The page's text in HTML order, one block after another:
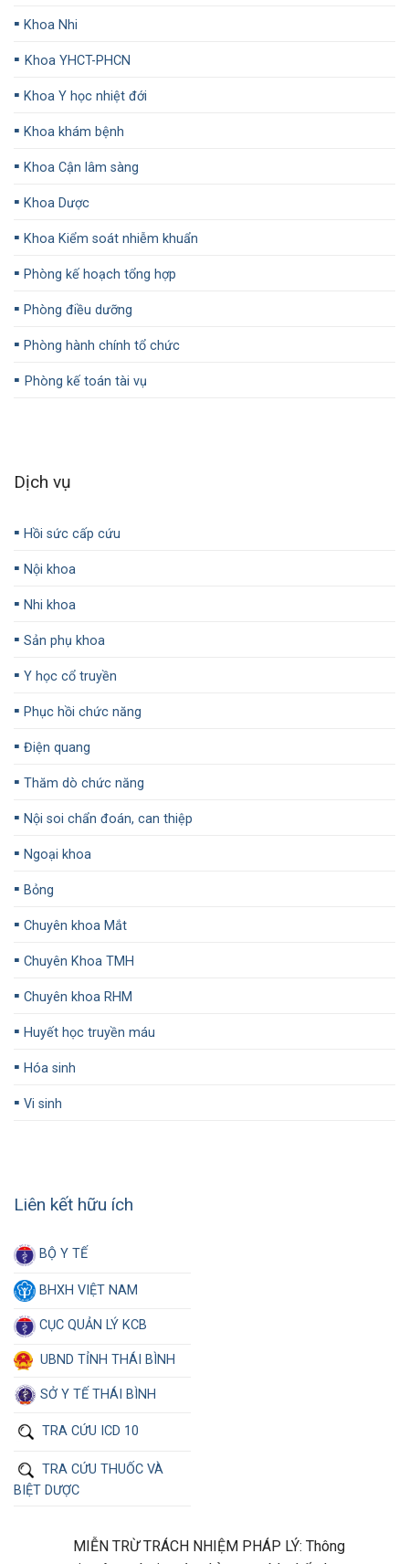
▪️ Khoa Nhi
▪️ Khoa YHCT-PHCN
▪️ Khoa Y học nhiệt đới
▪️ Khoa khám bệnh
▪️ Khoa Cận lâm sàng
▪️ Khoa Dược
▪️ Khoa Kiểm soát nhiễm khuẩn
▪️ Phòng kế hoạch tổng hợp
▪️ Phòng điều dưỡng
▪️ Phòng hành chính tổ chức
▪️ Phòng kế toán tài vụ
Dịch vụ
▪️ Hồi sức cấp cứu
▪️ Nội khoa
▪️ Nhi khoa
▪️ Sản phụ khoa
▪️ Y học cổ truyền
▪️ Phục hồi chức năng
▪️ Điện quang
▪️ Thăm dò chức năng
▪️ Nội soi chẩn đoán, can thiệp
▪️ Ngoại khoa
▪️ Bỏng
▪️ Chuyên khoa Mắt
▪️ Chuyên Khoa TMH
▪️ Chuyên khoa RHM
▪️ Huyết học truyền máu
▪️ Hóa sinh
▪️ Vi sinh
Liên kết hữu ích
BỘ Y TẾ
BHXH VIỆT NAM
CỤC QUẢN LÝ KCB
UBND TỈNH THÁI BÌNH
SỞ Y TẾ THÁI BÌNH
TRA CỨU ICD 10
TRA CỨU THUỐC VÀ
BIỆT DƯỢC
MIỄN TRỪ TRÁCH NHIỆM PHÁP LÝ: Thông